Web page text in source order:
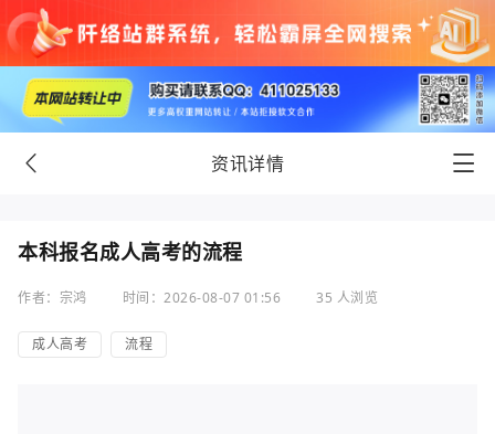
资讯详情
本科报名成人高考的流程
作者：宗鸿 时间：2026-08-07 01:56 35 人浏览
成人高考 流程